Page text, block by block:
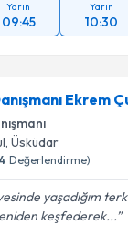
Yarın
09:45
Yarın
10:30
Ekrem
, Üsküdar
Değerlendirme)
yaşadığım
keşfederek...